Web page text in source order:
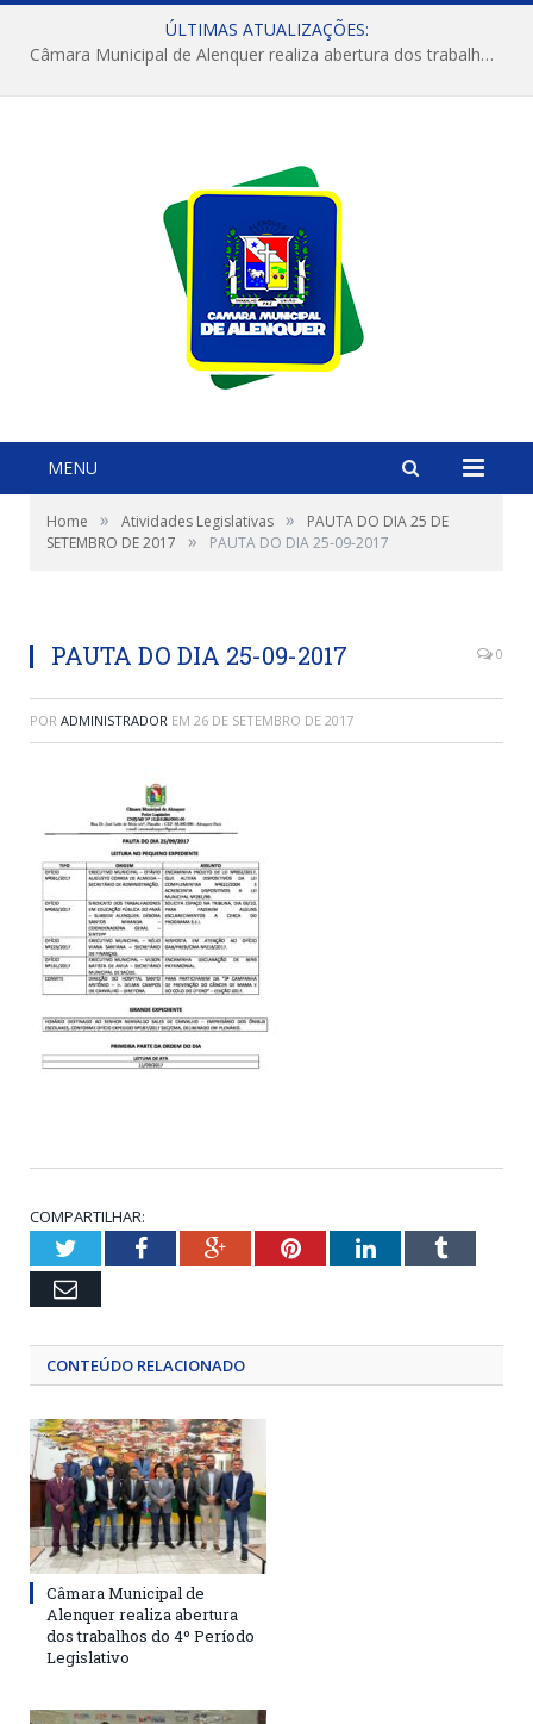
ÚLTIMAS ATUALIZAÇÕES:
Câmara Municipal de Alenquer realiza abertura dos trabalhos do 4º Período Legislativo
MENU
Home » Atividades Legislativas »
PAUTA DO DIA 25 DE
SETEMBRO DE 2017
» PAUTA DO DIA 25-09-2017
PAUTA DO DIA 25-09-2017 0
POR ADMINISTRADOR EM 26 DE SETEMBRO DE 2017
COMPARTILHAR:
TwitterFacebookGoogle+PinterestLinkedInTumblr
Email
CONTEÚDO RELACIONADO
Câmara Municipal de
Alenquer realiza abertura
dos trabalhos do 4º Período
Legislativo